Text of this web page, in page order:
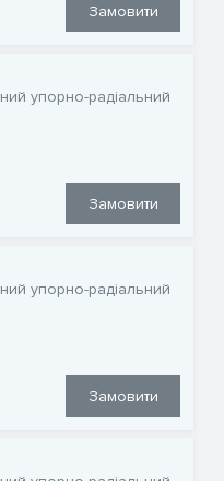
Замовити
упорно-радіальний
Замовити
упорно-радіальний
Замовити